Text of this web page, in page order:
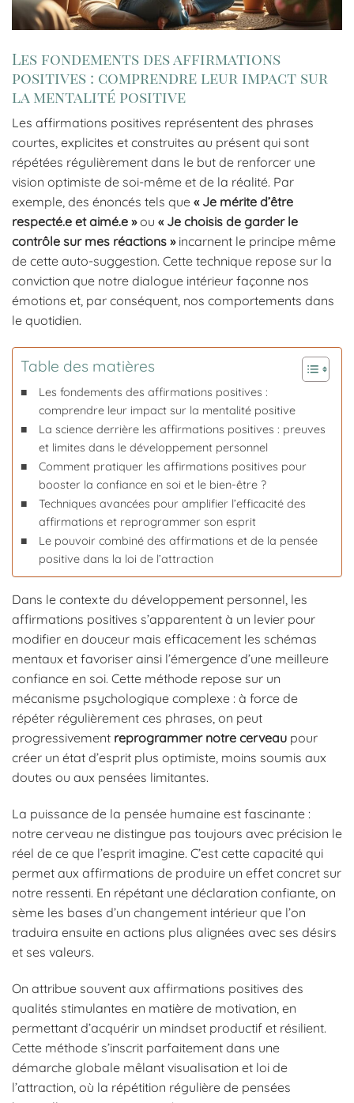
Les fondements des affirmations
positives : comprendre leur impact sur
la mentalité positive
Les affirmations positives représentent des phrases
courtes, explicites et construites au présent qui sont
répétées régulièrement dans le but de renforcer une
vision optimiste de soi-même et de la réalité. Par
exemple, des énoncés tels que « Je mérite d’être
respecté.e et aimé.e »ou « Je choisis de garder le
contrôle sur mes réactions »incarnent le principe même
de cette auto-suggestion. Cette technique repose sur la
conviction que notre dialogue intérieur façonne nos
émotions et, par conséquent, nos comportements dans
le quotidien.
Table des matières
Les fondements des affirmations positives :
comprendre leur impact sur la mentalité positive
La science derrière les affirmations positives : preuves
et limites dans le développement personnel
Comment pratiquer les affirmations positives pour
booster la confiance en soi et le bien-être ?
Techniques avancées pour amplifier l’efficacité des
affirmations et reprogrammer son esprit
Le pouvoir combiné des affirmations et de la pensée
positive dans la loi de l’attraction
Dans le contexte du développement personnel, les
affirmations positives s’apparentent à un levier pour
modifier en douceur mais efficacement les schémas
mentaux et favoriser ainsi l’émergence d’une meilleure
confiance en soi. Cette méthode repose sur un
mécanisme psychologique complexe : à force de
répéter régulièrement ces phrases, on peut
progressivement reprogrammer notre cerveau pour
créer un état d’esprit plus optimiste, moins soumis aux
doutes ou aux pensées limitantes.
La puissance de la pensée humaine est fascinante :
notre cerveau ne distingue pas toujours avec précision le
réel de ce que l’esprit imagine. C’est cette capacité qui
permet aux affirmations de produire un effet concret sur
notre ressenti. En répétant une déclaration confiante, on
sème les bases d’un changement intérieur que l’on
traduira ensuite en actions plus alignées avec ses désirs
et ses valeurs.
On attribue souvent aux affirmations positives des
qualités stimulantes en matière de motivation, en
permettant d’acquérir un mindset productif et résilient.
Cette méthode s’inscrit parfaitement dans une
démarche globale mêlant visualisation et loi de
l’attraction, où la répétition régulière de pensées